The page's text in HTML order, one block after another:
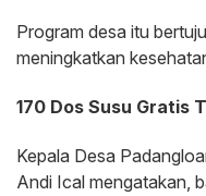
Program desa itu
meningkatkan
170 Dos Susu Gratis
Kepala Desa
Andi Ical mengatakan,